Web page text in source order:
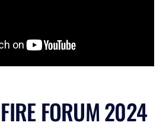
FORUM 2024